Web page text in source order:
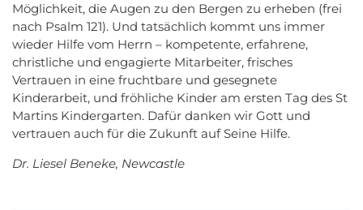
Möglichkeit, die Augen zu den Bergen zu erheben (frei
nach Psalm 121). Und tatsächlich kommt uns immer
wieder Hilfe vom Herrn – kompetente, erfahrene,
christliche und engagierte Mitarbeiter, frisches
Vertrauen in eine fruchtbare und gesegnete
Kinderarbeit, und fröhliche Kinder am ersten Tag des St
Martins Kindergarten. Dafür danken wir Gott und
vertrauen auch für die Zukunft auf Seine Hilfe.
Dr. Liesel Beneke, Newcastle